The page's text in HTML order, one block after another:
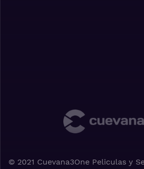
© 2021 Cuevana3One Peliculas y